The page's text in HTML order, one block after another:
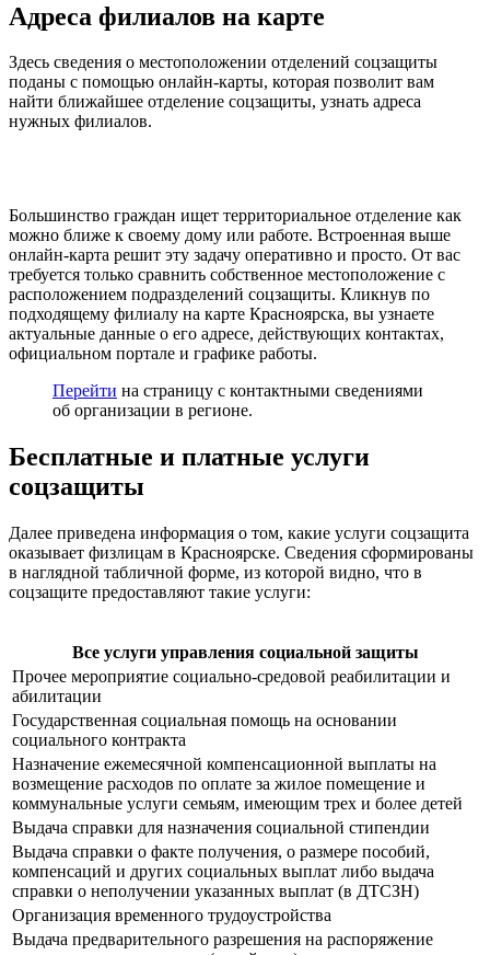
Адреса филиалов на карте
Здесь сведения о местоположении отделений соцзащиты
поданы с помощью онлайн-карты, которая позволит вам
найти ближайшее отделение соцзащиты, узнать адреса
нужных филиалов.
Большинство граждан ищет территориальное отделение как
можно ближе к своему дому или работе. Встроенная выше
онлайн-карта решит эту задачу оперативно и просто. От вас
требуется только сравнить собственное местоположение с
расположением подразделений соцзащиты. Кликнув по
подходящему филиалу на карте Красноярска, вы узнаете
актуальные данные о его адресе, действующих контактах,
официальном портале и графике работы.
Перейти на страницу с контактными сведениями
об организации в регионе.
Бесплатные и платные услуги
соцзащиты
Далее приведена информация о том, какие услуги соцзащита
оказывает физлицам в Красноярске. Сведения сформированы
в наглядной табличной форме, из которой видно, что в
соцзащите предоставляют такие услуги:
Все услуги управления социальной защиты
Прочее мероприятие социально-средовой реабилитации и
абилитации
Государственная социальная помощь на основании
социального контракта
Назначение ежемесячной компенсационной выплаты на
возмещение расходов по оплате за жилое помещение и
коммунальные услуги семьям, имеющим трех и более детей
Выдача справки для назначения социальной стипендии
Выдача справки о факте получения, о размере пособий,
компенсаций и других социальных выплат либо выдача
справки о неполучении указанных выплат (в ДТСЗН)
Организация временного трудоустройства
Выдача предварительного разрешения на распоряжение